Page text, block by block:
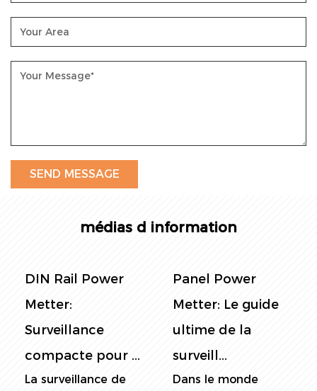
médias d information
DIN Rail Power
Metter:
Surveillance
compacte pour ...
La surveillance de
Panel Power
Metter: Le guide
ultime de la
surveill...
Dans le monde